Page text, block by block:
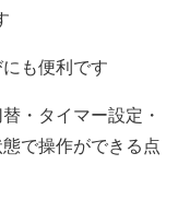
も便利です
・タイマー設定・
で操作ができる点